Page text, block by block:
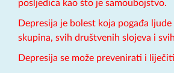
posljedica kao što je samoubojstvo.
Depresija je bolest koja pogađa
skupina, svih društvenih slojeva i
Depresija se može prevenirati i